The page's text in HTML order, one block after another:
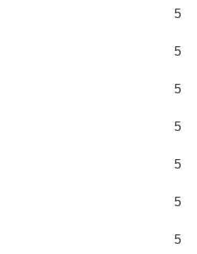
5
5
5
5
5
5
5